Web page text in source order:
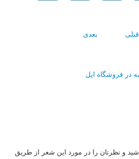
قبلی بعدی
در فروشگاه اپل
و نظرتان را در مورد این شعر از طریق